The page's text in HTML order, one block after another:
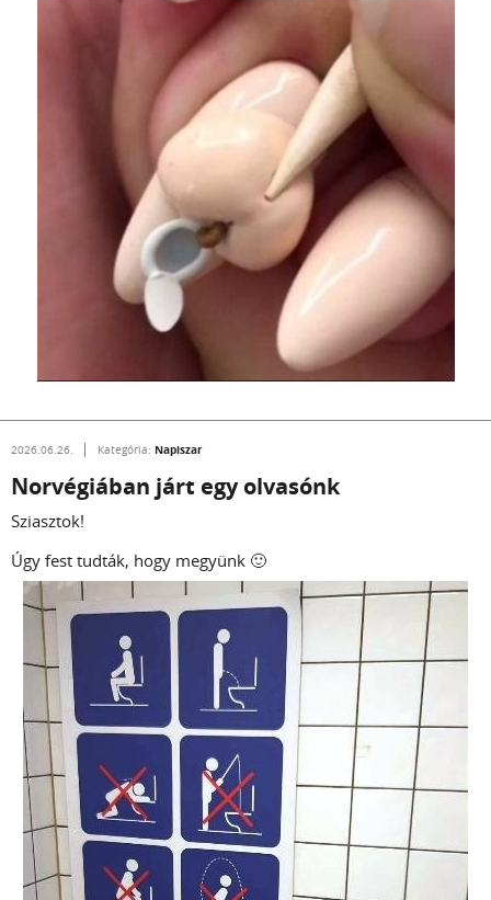
2026.06.26. Kategória: Napiszar
Norvégiában járt egy olvasónk
Sziasztok!
Úgy fest tudták, hogy megyünk 🙂